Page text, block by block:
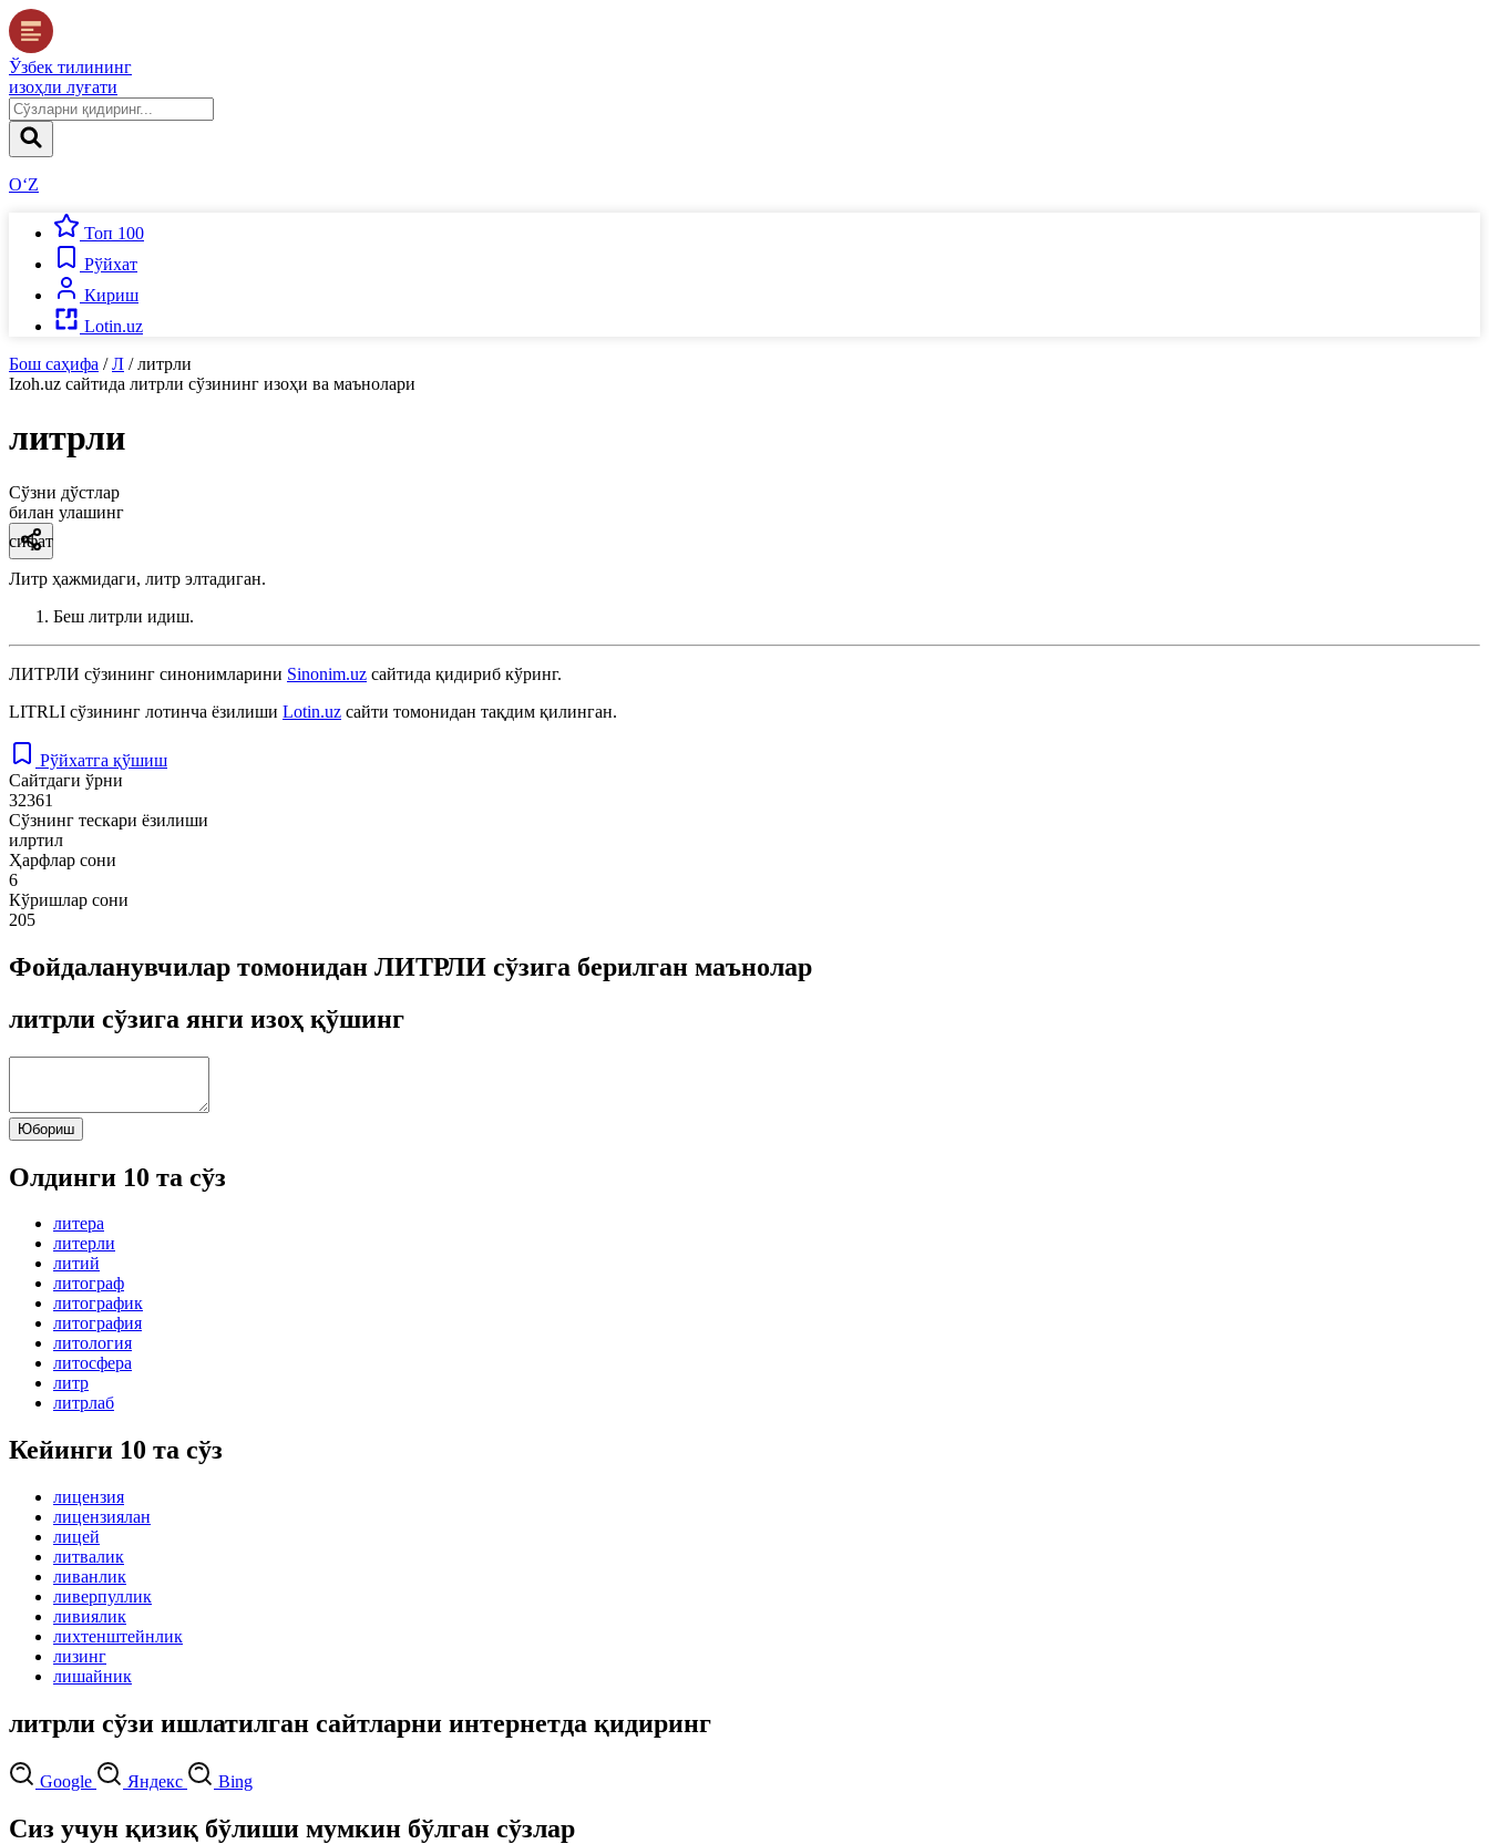
Ўзбек тилининг
изоҳли луғати
O‘Z
Топ 100
Рўйхат
Кириш
Lotin.uz
Бош саҳифа / Л / литрли
Izoh.uz сайтида литрли сўзининг изоҳи ва маънолари
литрли
Сўзни дўстлар
билан улашинг
сифат
Литр ҳажмидаги, литр элтадиган.
Беш литрли идиш.
ЛИТРЛИ сўзининг синонимларини Sinonim.uz сайтида қидириб кўринг.
LITRLI сўзининг лотинча ёзилиши Lotin.uz сайти томонидан тақдим қилинган.
Рўйхатга қўшиш
Сайтдаги ўрни
32361
Сўзнинг тескари ёзилиши
илртил
Ҳарфлар сони
6
Кўришлар сони
205
Фойдаланувчилар томонидан ЛИТРЛИ сўзига берилган маънолар
литрли сўзига янги изоҳ қўшинг
Юбориш
Олдинги 10 та сўз
литера
литерли
литий
литограф
литографик
литография
литология
литосфера
литр
литрлаб
Кейинги 10 та сўз
лицензия
лицензиялан
лицей
литвалик
ливанлик
ливерпуллик
ливиялик
лихтенштейнлик
лизинг
лишайник
литрли сўзи ишлатилган сайтларни интернетда қидиринг
Google Яндекс Bing
Сиз учун қизиқ бўлиши мумкин бўлган сўзлар